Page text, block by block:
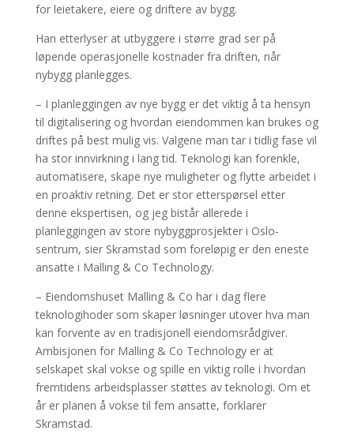
for leietakere, eiere og driftere av bygg.
Han etterlyser at utbyggere i større grad ser på
løpende operasjonelle kostnader fra driften, når
nybygg planlegges.
– I planleggingen av nye bygg er det viktig å ta hensyn
til digitalisering og hvordan eiendommen kan brukes og
driftes på best mulig vis. Valgene man tar i tidlig fase vil
ha stor innvirkning i lang tid. Teknologi kan forenkle,
automatisere, skape nye muligheter og flytte arbeidet i
en proaktiv retning. Det er stor etterspørsel etter
denne ekspertisen, og jeg bistår allerede i
planleggingen av store nybyggprosjekter i Oslo-
sentrum, sier Skramstad som foreløpig er den eneste
ansatte i Malling & Co Technology.
– Eiendomshuset Malling & Co har i dag flere
teknologihoder som skaper løsninger utover hva man
kan forvente av en tradisjonell eiendomsrådgiver.
Ambisjonen for Malling & Co Technology er at
selskapet skal vokse og spille en viktig rolle i hvordan
fremtidens arbeidsplasser støttes av teknologi. Om et
år er planen å vokse til fem ansatte, forklarer
Skramstad.